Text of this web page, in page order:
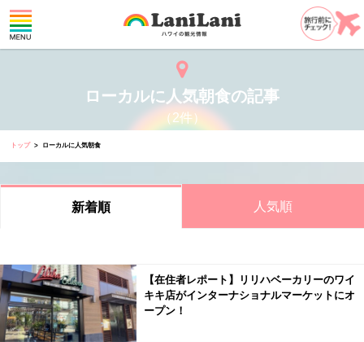
ローカルに人気朝食の記事
（2件）
トップ ローカルに人気朝食
新着順 人気順
【在住者レポート】リリハベーカリーのワイ
キキ店がインターナショナルマーケットにオ
ープン！